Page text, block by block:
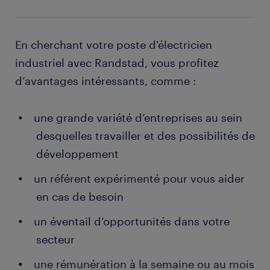
En cherchant votre poste d'électricien
industriel avec Randstad, vous profitez
d’avantages intéressants, comme :
une grande variété d’entreprises au sein
desquelles travailler et des possibilités de
développement
un référent expérimenté pour vous aider
en cas de besoin
un éventail d’opportunités dans votre
secteur
une rémunération à la semaine ou au mois